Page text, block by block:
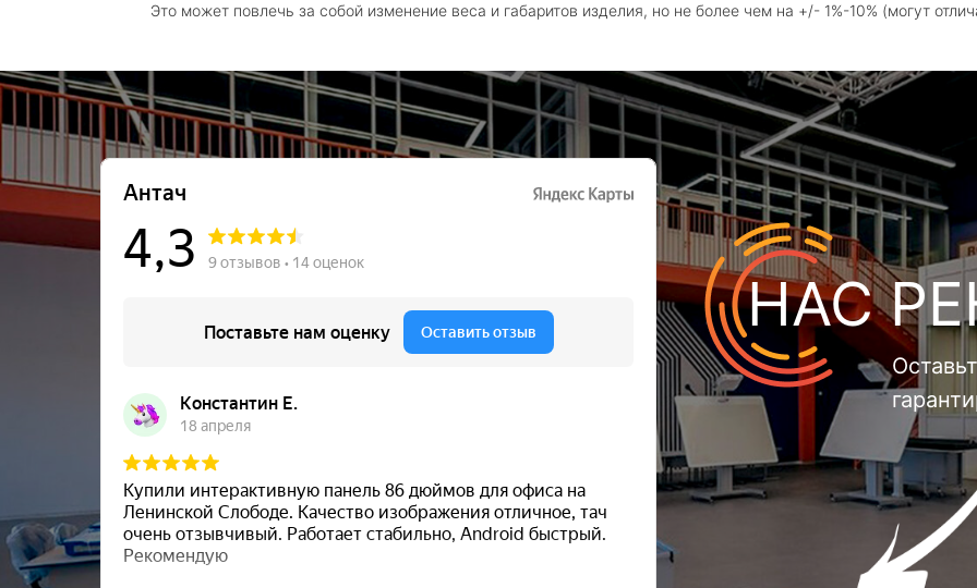
Это может повлечь за собой изменение веса и габаритов изделия, но не более чем на +/- 1%-10% (могут
НАС